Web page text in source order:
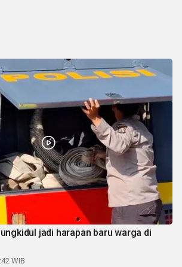
jadi harapan baru warga di
WIB